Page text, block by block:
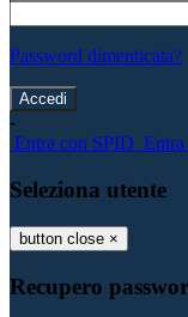
Password dimenticata?
-
Entra con SPID
Seleziona utente
button close ×
Recupero